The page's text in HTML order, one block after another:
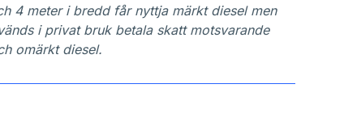
4 meter i bredd får nyttja märkt diesel men
i privat bruk betala skatt motsvarande
omärkt diesel.